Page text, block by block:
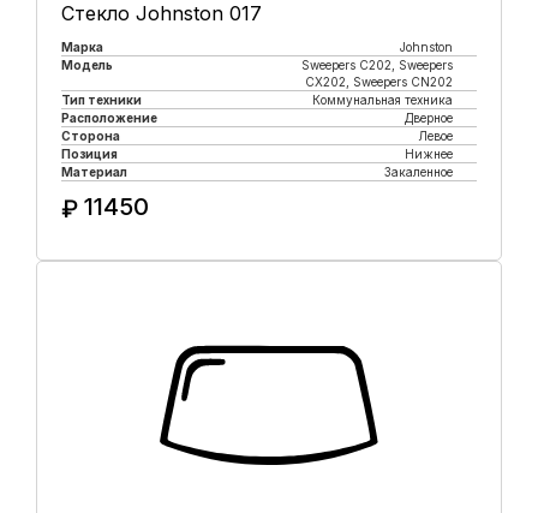
Стекло Johnston 017
Марка
Johnston
Модель
Sweepers C202, Sweepers
CX202, Sweepers CN202
Тип техники
Коммунальная техника
Расположение
Дверное
Сторона
Левое
Позиция
Нижнее
Материал
Закаленное
₽ 11450